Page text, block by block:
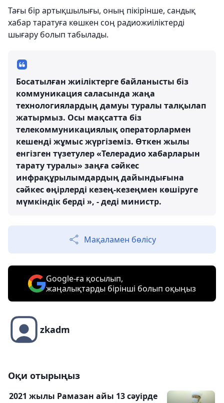
Тағы бір артықшылығы, оның пікірінше, сандық
хабар таратуға көшкен соң радиожиіліктерді
шығару болып табылады.
Босатылған жиіліктерге байланысты біз
коммуникация саласында жаңа
технологиялардың дамуы туралы талқылап
жатырмыз. Осы мақсатта біз
телекоммуникациялық операторлармен
кешенді жұмыс жүргіземіз. Өткен жылы
енгізген түзетулер «Телерадио хабарларын
тарату туралы» заңға сәйкес
инфрақұрылымдардың дайындығына
сәйкес өңірлерді кезең-кезеңмен көшіруге
мүмкіндік берді », - деді министр.
Мақаламен бөлісу
Google-ға қосылып,
жаңалықтарды бірінші болып оқыңыз
zkadm
Оқи отырыңыз
2021 жылы Рамазан айы 13 сәуірде